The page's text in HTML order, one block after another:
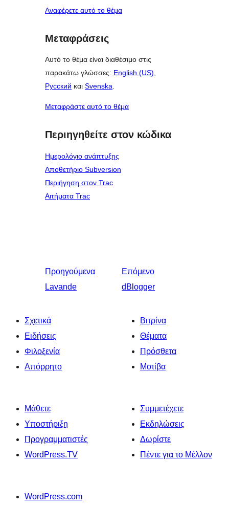
Αναφέρετε αυτό το θέμα
Μεταφράσεις
Αυτό το θέμα είναι διαθέσιμο στις
παρακάτω γλώσσες: English (US),
Русский και Svenska.
Μεταφράστε αυτό το θέμα
Περιηγηθείτε στον κώδικα
Ημερολόγιο ανάπτυξης
Αποθετήριο Subversion
Περιήγηση στον Trac
Αιτήματα Trac
Προηγούμενα
Lavande
Επόμενο
dBlogger
Σχετικά
Ειδήσεις
Φιλοξενία
Απόρρητο
Βιτρίνα
Θέματα
Πρόσθετα
Μοτίβα
Μάθετε
Υποστήριξη
Προγραμματιστές
WordPress.TV
Συμμετέχετε
Εκδηλώσεις
Δωρίστε
Πέντε για το Μέλλον
WordPress.com